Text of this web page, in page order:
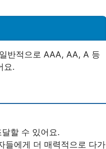
반적으로 AAA, AA, A 등
요.
할 수 있어요.
들에게 더 매력적으로 다가